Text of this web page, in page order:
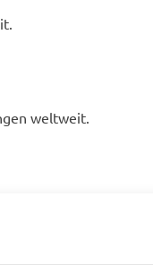
weltweit.